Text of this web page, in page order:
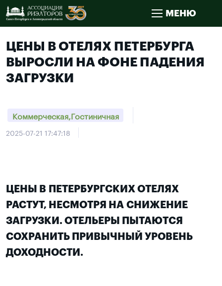
МЕНЮ
ЦЕНЫ В ОТЕЛЯХ ПЕТЕРБУРГА
ВЫРОСЛИ НА ФОНЕ ПАДЕНИЯ
ЗАГРУЗКИ
Коммерческая,Гостиничная
2025-07-21 17:47:18
ЦЕНЫ В ПЕТЕРБУРГСКИХ ОТЕЛЯХ
РАСТУТ, НЕСМОТРЯ НА СНИЖЕНИЕ
ЗАГРУЗКИ. ОТЕЛЬЕРЫ ПЫТАЮТСЯ
СОХРАНИТЬ ПРИВЫЧНЫЙ УРОВЕНЬ
ДОХОДНОСТИ.